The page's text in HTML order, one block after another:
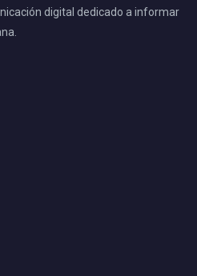
digital dedicado a informar